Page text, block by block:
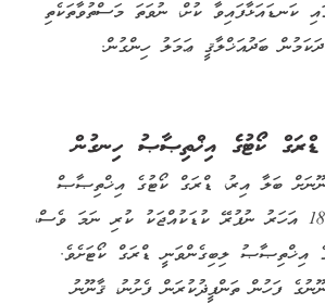
ކަނޑައަޅާފައިވާ ކުށް، ނުވަތަ މަސްތުވާތަކެތި
ބަދުއަޚްލާޤީ ޢަމަލު ހިންގުން.
ޑްރަގް ކޯޓުގެ އިޚްތިޞާޞު ހިނގުން
ބަލާ އިރު، ޑްރަގް ކޯޓުގެ އިޚްތިޞާޞް
ހިނގާ ކުށެއް، ޢުމުރުން 18 އަހަރު ނުފުރޭ ކުޑަކުއްޖަކު ކުރި ނަމަ ވެސް،
އިޚްތިޞާޞު ލިބިގެންވަނީ ޑްރަގް ކޯޓަށެވެ.
ފަހުން ތަންފީޛުކުރަން ފެށުނު، ޤާނޫނު